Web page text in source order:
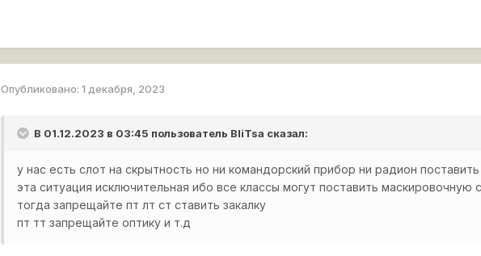
Опубликовано:1 декабря, 2023
В 01.12.2023 в 03:45 пользователь BliTsa сказал:
у нас есть слот на скрытность но ни командорский прибор ни радион
эта ситуация исключительная ибо все классы могут поставить маскировочную
тогда запрещайте пт лт ст ставить закалку
пт тт запрещайте оптику и т.д